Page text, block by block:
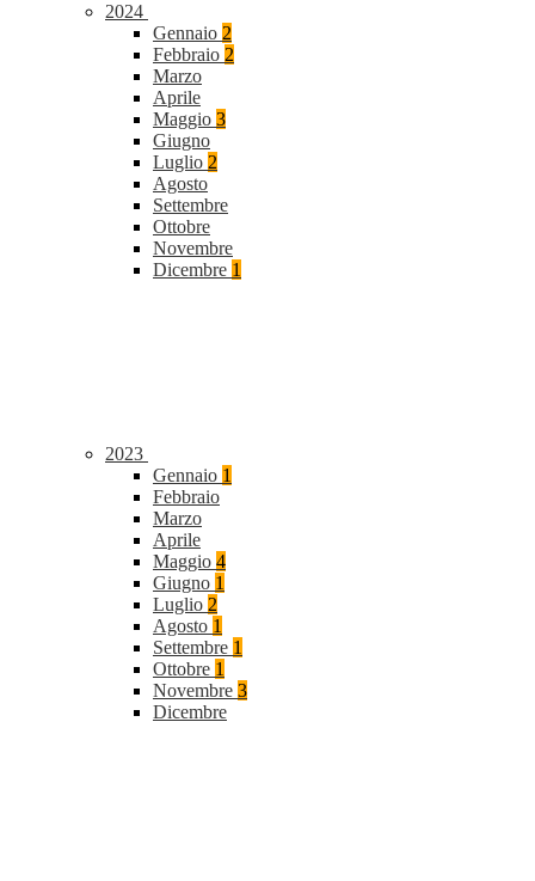
2024
Gennaio 2
Febbraio 2
Marzo
Aprile
Maggio 3
Giugno
Luglio 2
Agosto
Settembre
Ottobre
Novembre
Dicembre 1
2023
Gennaio 1
Febbraio
Marzo
Aprile
Maggio 4
Giugno 1
Luglio 2
Agosto 1
Settembre 1
Ottobre 1
Novembre 3
Dicembre